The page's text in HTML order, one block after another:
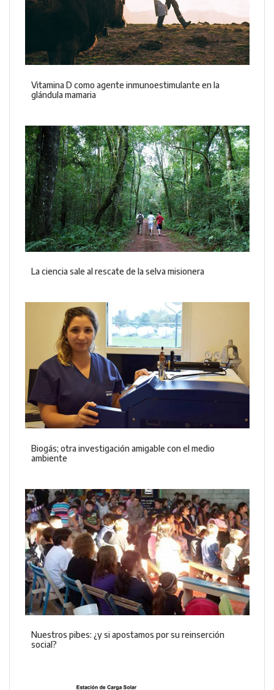
Vitamina D como agente inmunoestimulante en la
glándula mamaria
La ciencia sale al rescate de la selva misionera
Biogás; otra investigación amigable con el medio
ambiente
Nuestros pibes: ¿y si apostamos por su reinserción
social?